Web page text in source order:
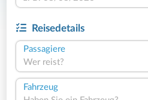
Reisedetails
Passagiere
Wer reist?
Fahrzeug